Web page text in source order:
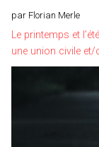
par Florian Merle
Le printemps et
une union civile et/